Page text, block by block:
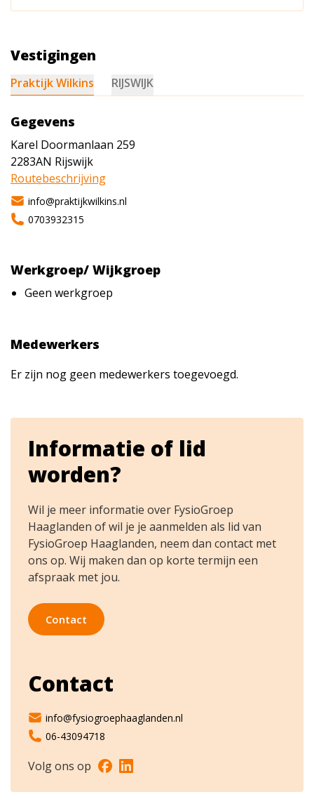
Vestigingen
Praktijk Wilkins RIJSWIJK
Gegevens
Karel Doormanlaan 259
2283AN Rijswijk
Routebeschrijving
info@praktijkwilkins.nl
0703932315
Werkgroep/ Wijkgroep
Geen werkgroep
Medewerkers
Er zijn nog geen medewerkers toegevoegd.
Informatie of lid
worden?
Wil je meer informatie over FysioGroep
Haaglanden of wil je je aanmelden als lid van
FysioGroep Haaglanden, neem dan contact met
ons op. Wij maken dan op korte termijn een
afspraak met jou.
Contact
Contact
info@fysiogroephaaglanden.nl
06-43094718
Volg ons op